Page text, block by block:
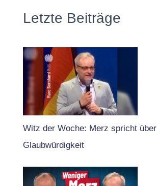
Letzte Beiträge
Witz der Woche: Merz spricht über
Glaubwürdigkeit